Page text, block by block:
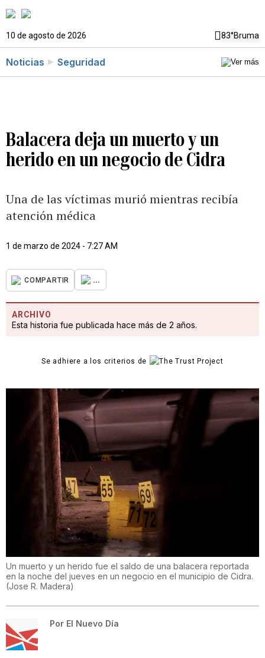
10 de agosto de 2026 83°Bruma
Noticias Seguridad
Balacera deja un muerto y un
herido en un negocio de Cidra
Una de las víctimas murió mientras recibía
atención médica
1 de marzo de 2024 - 7:27 AM
COMPARTIR ...
ARCHIVO
Esta historia fue publicada hace más de 2 años.
Se adhiere a los criterios de
Un muerto y un herido fue el saldo de una balacera reportada
en la noche del jueves en un negocio en el municipio de Cidra.
(Jose R. Madera)
Por El Nuevo Día